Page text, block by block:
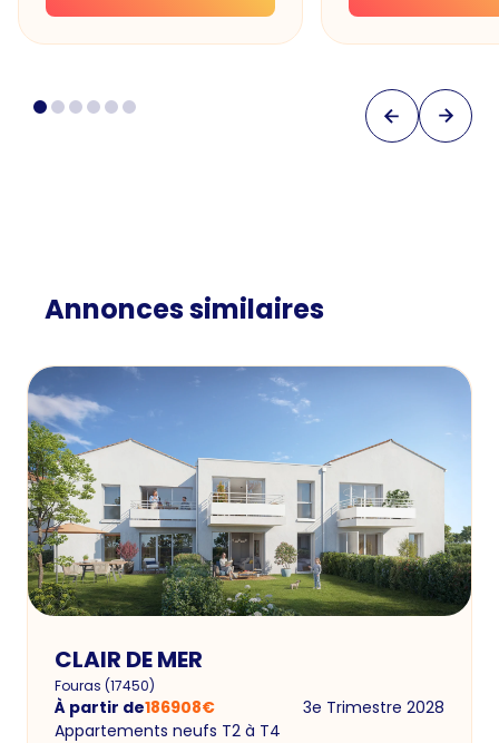
Annonces similaires
CLAIR DE MER
Fouras (17450)
À partir de186908€
3e Trimestre 2028
Appartements neufs T2 à T4